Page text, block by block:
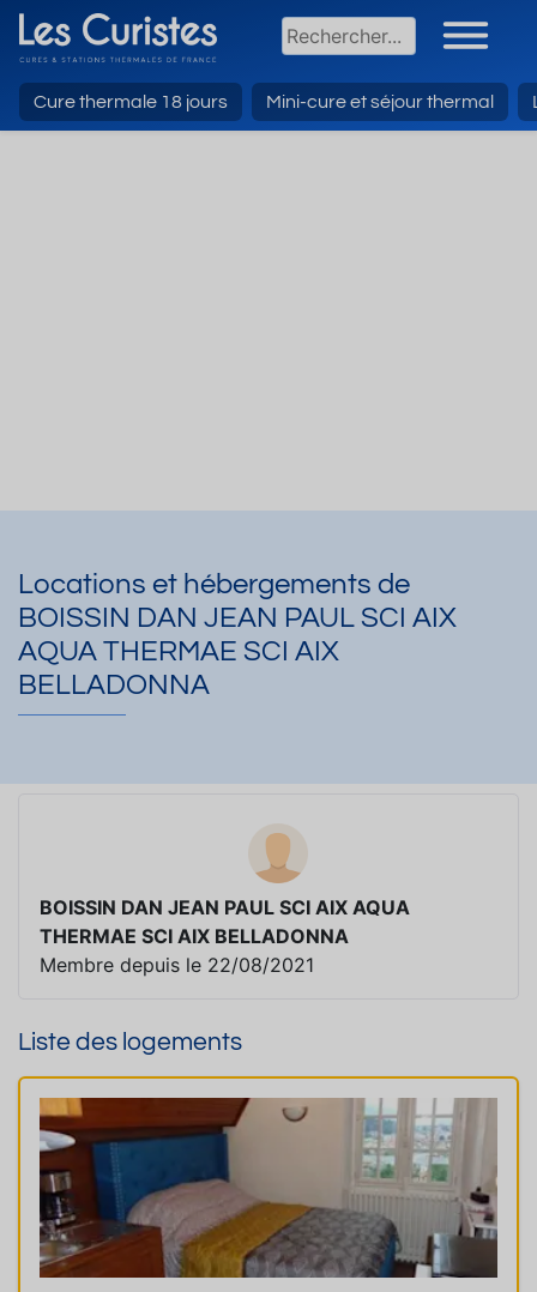
Cure thermale 18 jours Mini-cure et séjour thermal
Locations et hébergements de
BOISSIN DAN JEAN PAUL SCI AIX
AQUA THERMAE SCI AIX
BELLADONNA
BOISSIN DAN JEAN PAUL SCI AIX AQUA
THERMAE SCI AIX BELLADONNA
Membre depuis le 22/08/2021
Liste des logements